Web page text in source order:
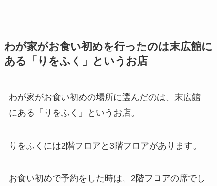
わが家がお食い初めを行ったのは末広館に
ある「りをふく」というお店
わが家がお食い初めの場所に選んだのは、末広館
にある「りをふく」というお店。
りをふくには2階フロアと3階フロアがあります。
お食い初めで予約をした時は、2階フロアの席でし